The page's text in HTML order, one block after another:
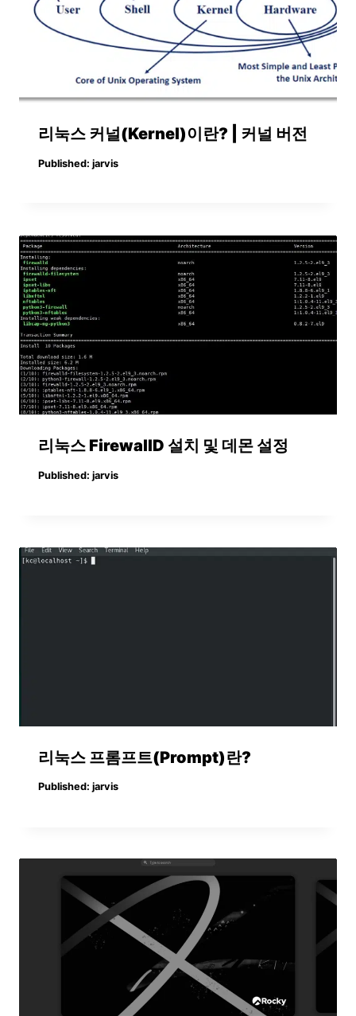
리눅스 커널(Kernel)이란? | 커널 버전
Published: jarvis
리눅스 FirewallD 설치 및 데몬 설정
Published: jarvis
리눅스 프롬프트(Prompt)란?
Published: jarvis